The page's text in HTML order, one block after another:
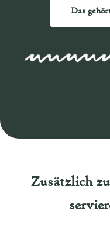
Das
Zusätzlich